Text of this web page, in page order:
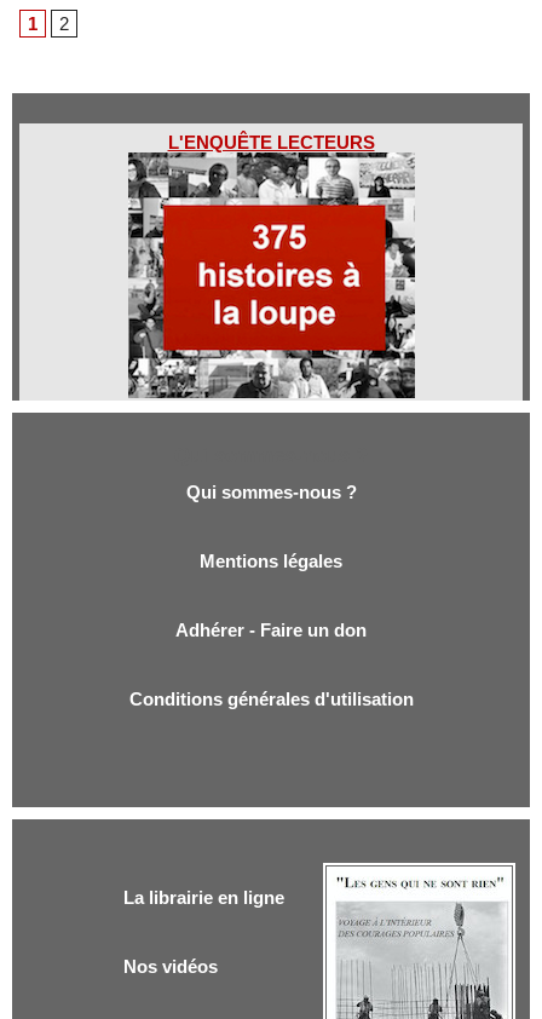
1
2
L'ENQUÊTE LECTEURS
Qui sommes-nous ?
Mentions légales
Adhérer - Faire un don
Conditions générales d'utilisation
La librairie en ligne
Nos vidéos